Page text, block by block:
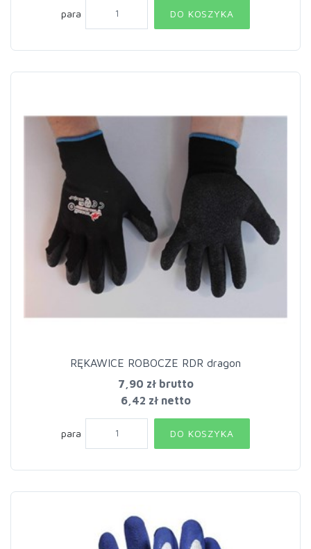
para DO KOSZYKA
RĘKAWICE ROBOCZE RDR dragon
7,90 złbrutto
6,42 zł netto
para DO KOSZYKA